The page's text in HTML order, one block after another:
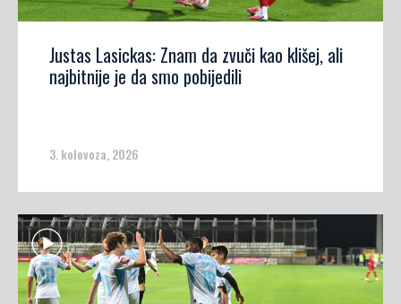
Justas Lasickas: Znam da zvuči kao klišej, ali
najbitnije je da smo pobijedili
3. kolovoza, 2026